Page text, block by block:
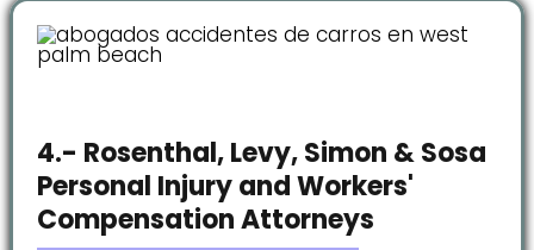
4.- Rosenthal, Levy, Simon & Sosa
Personal Injury and Workers'
Compensation Attorneys